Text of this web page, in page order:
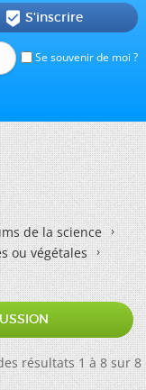
Se souvenir de moi ?
 S'inscrire
de la science
ou végétales
résultats 1 à 8 sur 8